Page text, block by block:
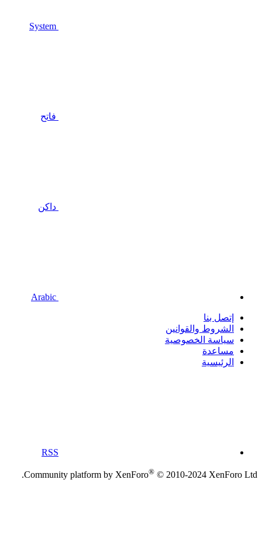
فاتح
داكن
إتصل بنا
الشروط والقوانين
سياسة الخصوصية
مساعدة
الرئيسية
RSS
Community platform by XenForo® © 2010-2024 XenForo Ltd.